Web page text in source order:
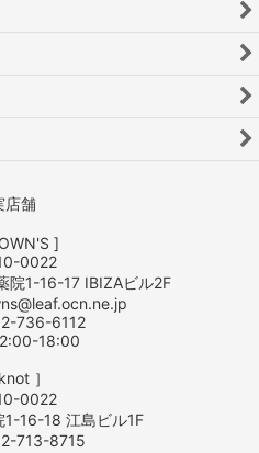
店舗
]
0022
院1-16-17 IBIZAビル2F
736-6112
18:00
］
0022
1-16-18 江島ビル1F
713-8715